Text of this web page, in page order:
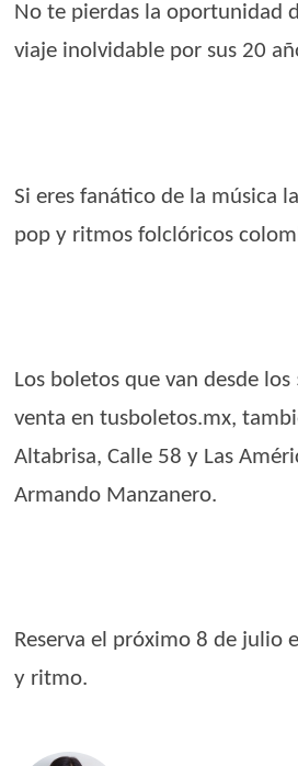
No te pierdas la oportunidad
viaje inolvidable por sus 20
Si eres fanático de la música
pop y ritmos folclóricos
Los boletos que van desde
venta en tusboletos.mx,
Altabrisa, Calle 58 y Las
Armando Manzanero.
Reserva el próximo 8 de julio
y ritmo.